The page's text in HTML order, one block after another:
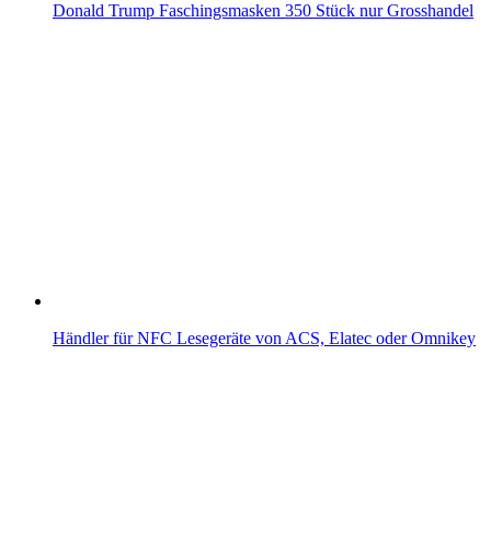
Donald Trump Faschingsmasken 350 Stück nur Grosshandel
Händler für NFC Lesegeräte von ACS, Elatec oder Omnikey